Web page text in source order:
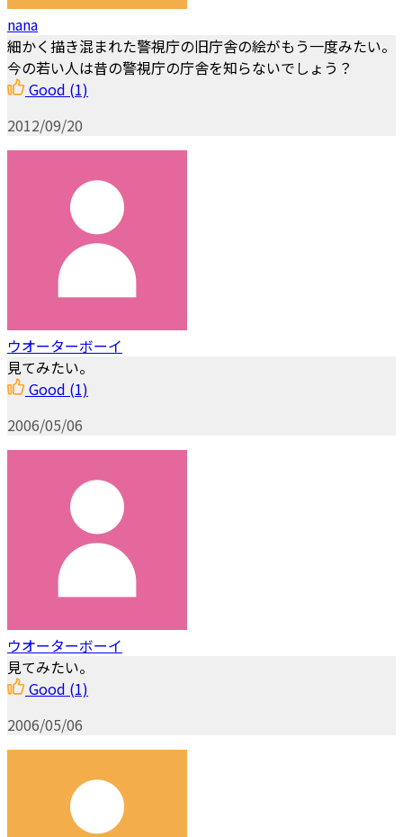
nana
細かく描き混まれた警視庁の旧庁舎の絵がもう一度みたい。
今の若い人は昔の警視庁の庁舎を知らないでしょう？
Good (1)
2012/09/20
ウオーターボーイ
見てみたい。
Good (1)
2006/05/06
ウオーターボーイ
見てみたい。
Good (1)
2006/05/06